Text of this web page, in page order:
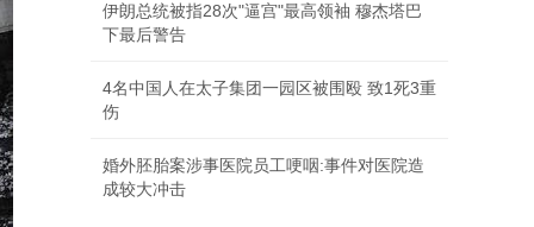
伊朗总统被指28次"逼宫"最高领袖 穆杰塔巴
下最后警告
4名中国人在太子集团一园区被围殴 致1死3重
伤
婚外胚胎案涉事医院员工哽咽:事件对医院造
成较大冲击